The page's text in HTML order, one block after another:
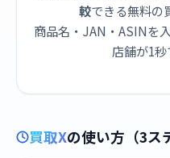
較できる無料の
商品名・JAN・ASINを
店舗が1秒
買取Xの使い方（3ス